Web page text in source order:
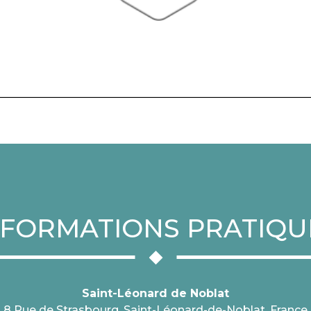
Saint-Léonard de Noblat